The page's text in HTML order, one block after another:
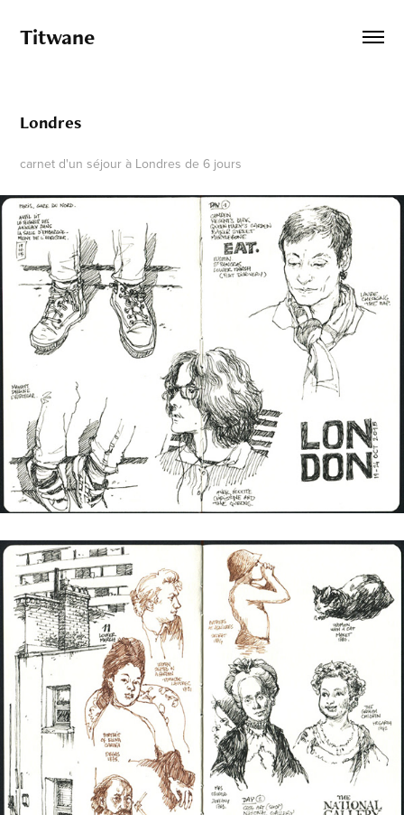
Titwane
Londres
carnet d'un séjour à Londres de 6 jours